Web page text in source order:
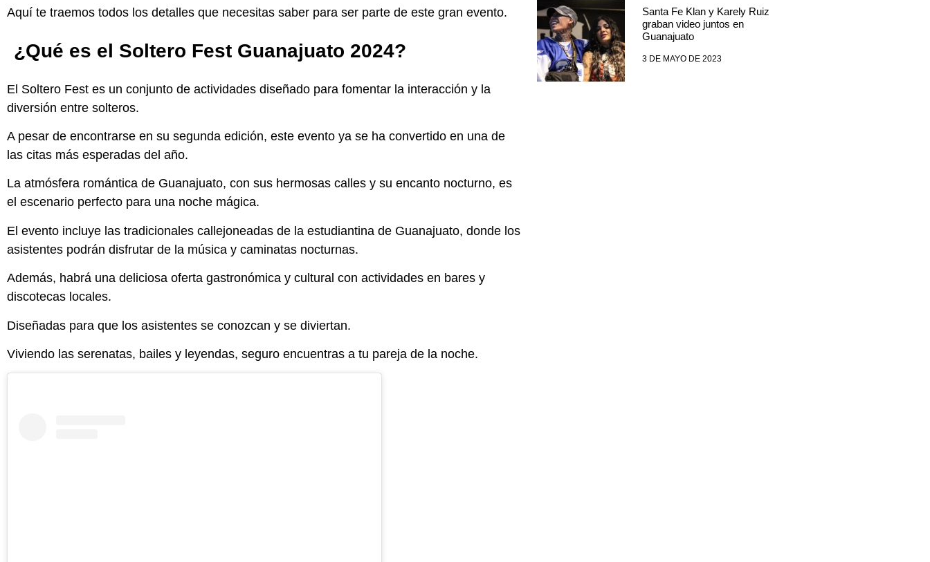
Aquí te traemos todos los detalles que necesitas saber para ser parte de este gran evento.
¿Qué es el Soltero Fest Guanajuato 2024?
El Soltero Fest es un conjunto de actividades diseñado para fomentar la interacción y la
diversión entre solteros.
A pesar de encontrarse en su segunda edición, este evento ya se ha convertido en una de
las citas más esperadas del año.
La atmósfera romántica de Guanajuato, con sus hermosas calles y su encanto nocturno, es
el escenario perfecto para una noche mágica.
El evento incluye las tradicionales callejoneadas de la estudiantina de Guanajuato, donde los
asistentes podrán disfrutar de la música y caminatas nocturnas.
Además, habrá una deliciosa oferta gastronómica y cultural con actividades en bares y
discotecas locales.
Diseñadas para que los asistentes se conozcan y se diviertan.
Viviendo las serenatas, bailes y leyendas, seguro encuentras a tu pareja de la noche.
Santa Fe Klan y Karely Ruiz
graban video juntos en
Guanajuato
3 DE MAYO DE 2023